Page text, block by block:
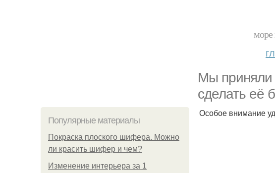
море
Мы приняли
сделать её
Популярные материалы
Покраска плоского шифера. Можно
ли красить шифер и чем?
Изменение интерьера за 1
Особое внимание